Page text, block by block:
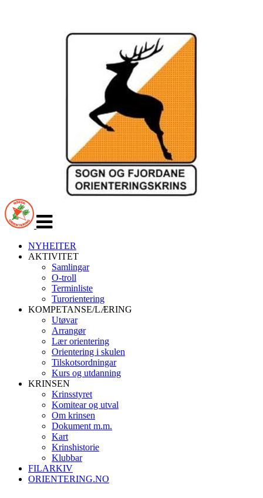
navigasjon
NYHEITER
AKTIVITET
Samlingar
O-troll
Terminliste
Turorientering
KOMPETANSE/LÆRING
Utøvar
Arrangør
Lær orientering
Orientering i skulen
Tilskotsordningar
Kurs og utdanning
KRINSEN
Krinsstyret
Komitear og utval
Om krinsen
Dokument m.m.
Kart
Krinshistorie
Klubbar
FILARKIV
ORIENTERING.NO